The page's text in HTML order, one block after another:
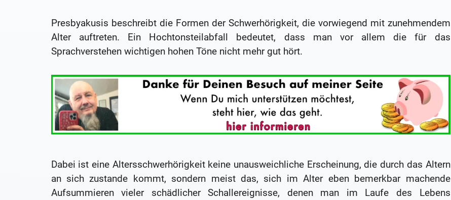
Presbyakusis beschreibt die Formen der Schwerhörigkeit, die vorwiegend mit zunehmendem
Alter auftreten. Ein Hochtonsteilabfall bedeutet, dass man vor allem die für das
Sprachverstehen wichtigen hohen Töne nicht mehr gut hört.
Dabei ist eine Altersschwerhörigkeit keine unausweichliche Erscheinung, die durch das Altern
an sich zustande kommt, sondern meist das, sich im Alter eben bemerkbar machende
Aufsummieren vieler schädlicher Schallereignisse, denen man im Laufe des Lebens